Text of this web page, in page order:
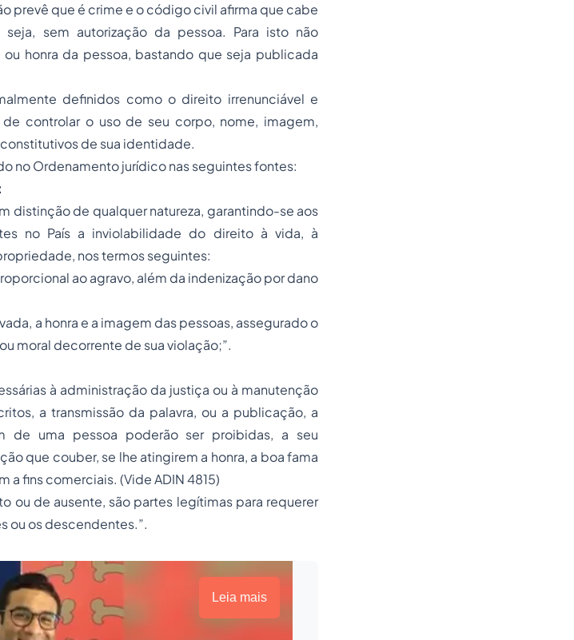
prevê que é crime e o código civil afirma que cabe
sem autorização da pessoa. Para isto não
honra da pessoa, bastando que seja publicada
definidos como o direito irrenunciável e
controlar o uso de seu corpo, nome, imagem,
de sua identidade.
no Ordenamento jurídico nas seguintes fontes:
distinção de qualquer natureza, garantindo-se aos
no País a inviolabilidade do direito à vida, à
nos termos seguintes:
ao agravo, além da indenização por dano
a honra e a imagem das pessoas, assegurado o
moral decorrente de sua violação;”.
à administração da justiça ou à manutenção
a transmissão da palavra, ou a publicação, a
de uma pessoa poderão ser proibidas, a seu
que couber, se lhe atingirem a honra, a boa fama
a fins comerciais. (Vide ADIN 4815)
ou de ausente, são partes legítimas para requerer
ou os descendentes.”.
Leia mais